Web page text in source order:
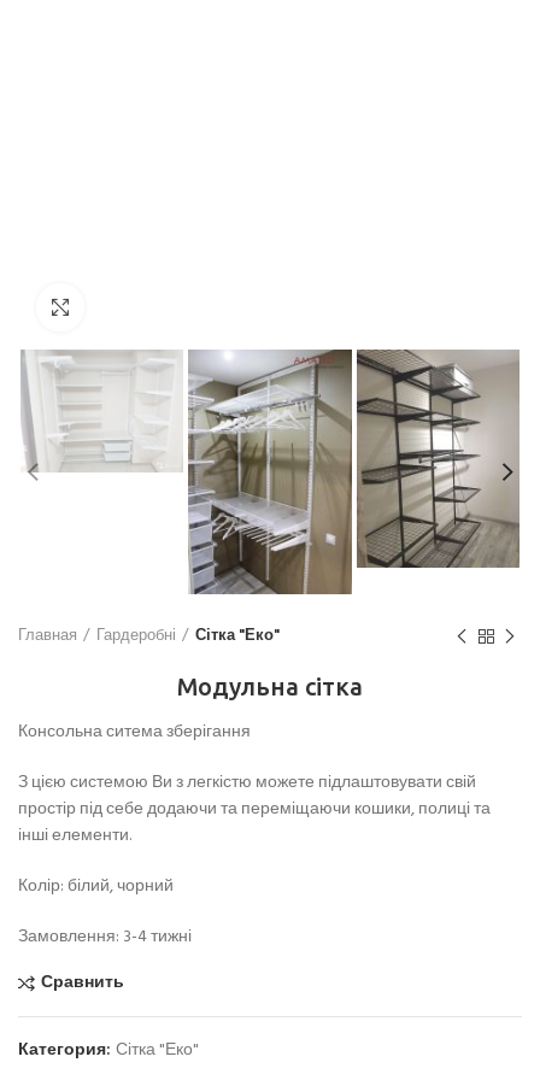
Главная Гардеробні Сітка "Еко"
Модульна сітка
Консольна ситема зберігання
З цією системою Ви з легкістю можете підлаштовувати свій
простір під себе додаючи та переміщаючи кошики, полиці та
інші елементи.
Колір: білий, чорний
Замовлення: 3-4 тижні
Сравнить
Категория: Сітка "Еко"